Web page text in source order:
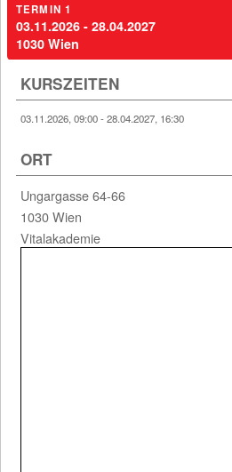
TERMIN 1
03.11.2026 - 28.04.2027
1030 Wien
KURSZEITEN
03.11.2026, 09:00 - 28.04.2027, 16:30
ORT
Ungargasse 64-66
1030 Wien
Vitalakademie
03.11.2026 - 28.04.2027
Ungargasse 64-66
1030 Wien
1 Einträge gefunden (1 von 1)